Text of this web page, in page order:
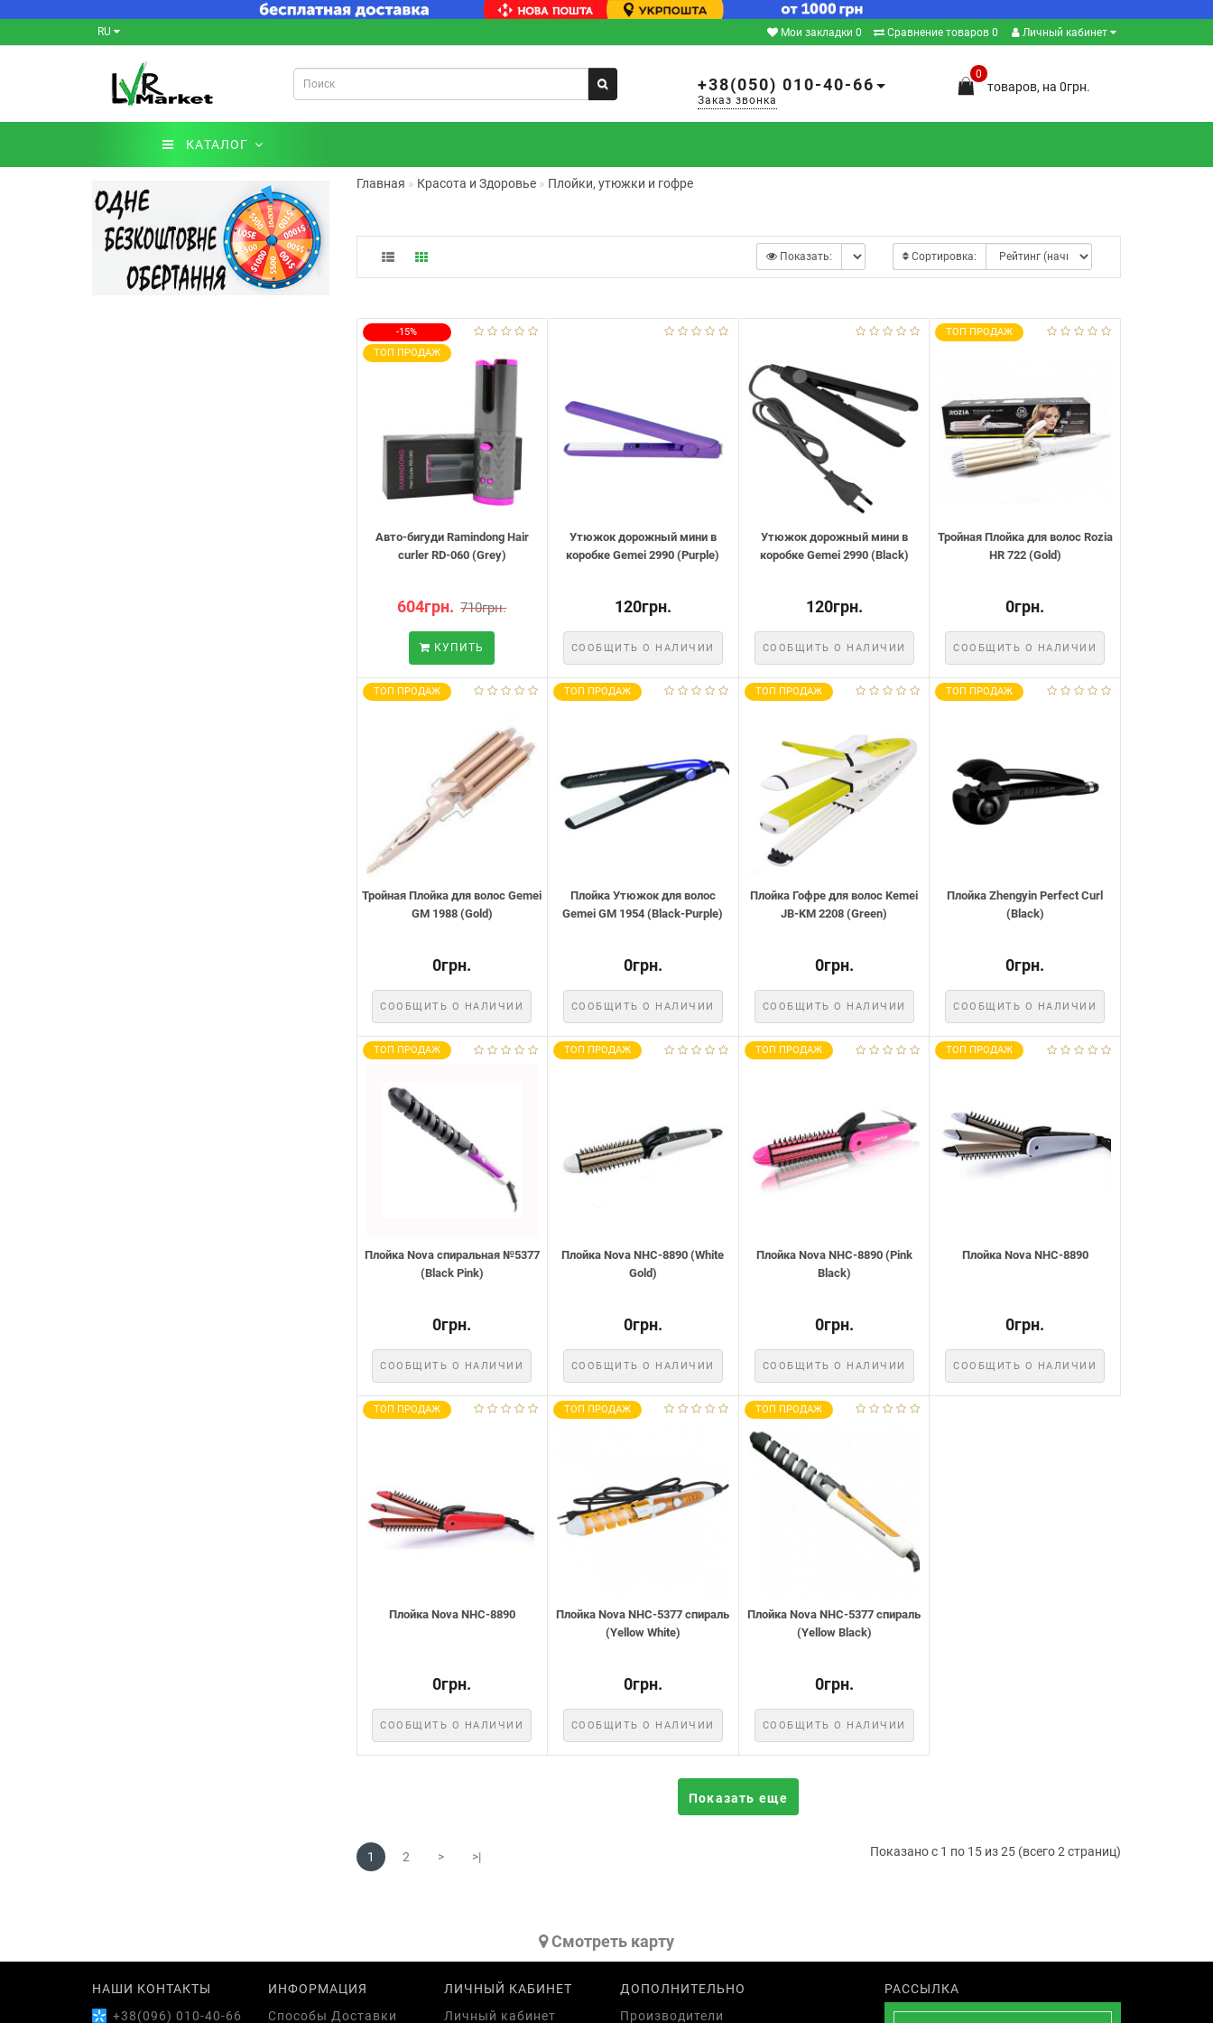
RU Мои закладки 0 Сравнение товаров 0 Личный кабинет
0
товаров, на 0грн.
+38(050) 010-40-66
Заказ звонка
КАТАЛОГ
Главная Красота и Здоровье Плойки, утюжки и гофре
Сортировка:
Показать:
-15%
ТОП ПРОДАЖ
Авто-бигуди Ramindong Hair
curler RD-060 (Grey)
604грн. 710грн.
КУПИТЬ
Утюжок дорожный мини в
коробке Gemei 2990 (Purple)
120грн.
СООБЩИТЬ О НАЛИЧИИ
Утюжок дорожный мини в
коробке Gemei 2990 (Black)
120грн.
СООБЩИТЬ О НАЛИЧИИ
ТОП ПРОДАЖ
Тройная Плойка для волос Rozia
HR 722 (Gold)
0грн.
СООБЩИТЬ О НАЛИЧИИ
ТОП ПРОДАЖ
Тройная Плойка для волос Gemei
GM 1988 (Gold)
0грн.
СООБЩИТЬ О НАЛИЧИИ
ТОП ПРОДАЖ
Плойка Утюжок для волос
Gemei GM 1954 (Black-Purple)
0грн.
СООБЩИТЬ О НАЛИЧИИ
ТОП ПРОДАЖ
Плойка Гофре для волос Kemei
JB-KM 2208 (Green)
0грн.
СООБЩИТЬ О НАЛИЧИИ
ТОП ПРОДАЖ
Плойка Zhengyin Perfect Curl
(Black)
0грн.
СООБЩИТЬ О НАЛИЧИИ
ТОП ПРОДАЖ
Плойка Nova спиральная №5377
(Black Pink)
0грн.
СООБЩИТЬ О НАЛИЧИИ
ТОП ПРОДАЖ
Плойка Nova NHC-8890 (White
Gold)
0грн.
СООБЩИТЬ О НАЛИЧИИ
ТОП ПРОДАЖ
Плойка Nova NHC-8890 (Pink
Black)
0грн.
СООБЩИТЬ О НАЛИЧИИ
ТОП ПРОДАЖ
Плойка Nova NHC-8890
0грн.
СООБЩИТЬ О НАЛИЧИИ
ТОП ПРОДАЖ
Плойка Nova NHC-8890
0грн.
СООБЩИТЬ О НАЛИЧИИ
ТОП ПРОДАЖ
Плойка Nova NHC-5377 спираль
(Yellow White)
0грн.
СООБЩИТЬ О НАЛИЧИИ
ТОП ПРОДАЖ
Плойка Nova NHC-5377 спираль
(Yellow Black)
0грн.
СООБЩИТЬ О НАЛИЧИИ
Показать еще
1 2 > >| Показано с 1 по 15 из 25 (всего 2 страниц)
Cмотреть карту
НАШИ КОНТАКТЫ
+38(096) 010-40-66
ИНФОРМАЦИЯ
Способы Доставки
ЛИЧНЫЙ КАБИНЕТ
Личный кабинет
ДОПОЛНИТЕЛЬНО
Производители
РАССЫЛКА